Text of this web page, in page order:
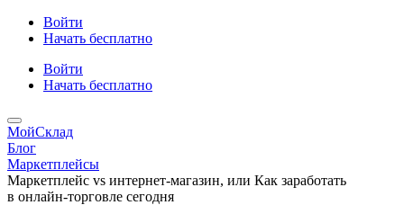
Войти
Начать бесплатно
Войти
Начать бесплатно
МойСклад
Блог
Маркетплейсы
Маркетплейс vs интернет-магазин, или Как заработать
в онлайн-торговле сегодня